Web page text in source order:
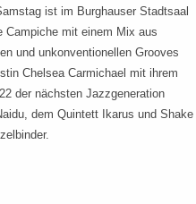
ist im Burghauser Stadtsaal
Campiche mit einem Mix aus
und unkonventionellen Grooves
Chelsea Carmichael mit ihrem
der nächsten Jazzgeneration
dem Quintett Ikarus und Shake